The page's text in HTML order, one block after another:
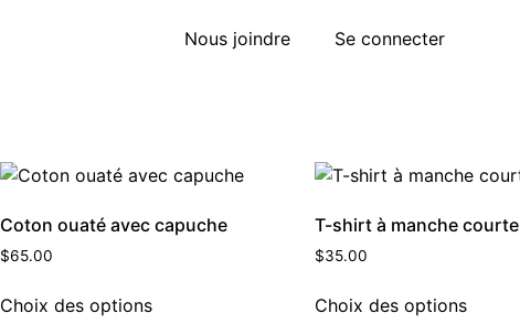
Nous joindre Se connecter
Coton ouaté avec capuche
$65.00
Choix des options
T-shirt à manche courte
$35.00
Choix des options